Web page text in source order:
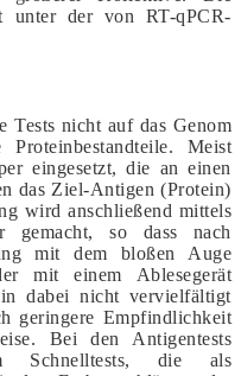
unter der von RT-qPCR-
Tests nicht auf das Genom
Meist
eingesetzt, die an einen
das Ziel-Antigen (Protein)
wird anschließend mittels
gemacht, so dass nach
mit dem bloßen Auge
mit einem Ablesegerät
dabei nicht vervielfältigt
geringere Empfindlichkeit
Bei den Antigentests
die als